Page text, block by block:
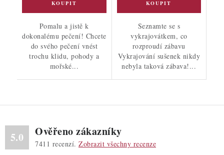
Pomalu a jistě k
dokonalému pečení! Chcete
do svého pečení vnést
trochu klidu, pohody a
mořské...
Seznamte se s
vykrajovátkem, co
rozproudí zábavu
Vykrajování sušenek nikdy
nebyla taková zábava!...
5.0 Ověřeno zákazníky
7411 recenzí. Zobrazit všechny recenze